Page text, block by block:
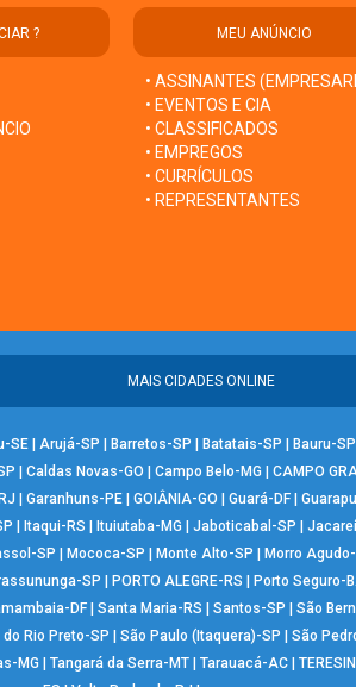
? MEU ANÚNCIO
• ASSINANTES
• EVENTOS E CIA
• CLASSIFICADOS
• EMPREGOS
• CURRÍCULOS
• REPRESENTANTES
MAIS CIDADES ONLINE
SE| Arujá-SP Barretos-SP Batatais-SP Bauru-SP
Caldas Novas-GO Campo Belo-MG CAMPO
Garanhuns-PE GOIÂNIA-GO Guará-DF
Itaqui-RS Ituiutaba-MG Jaboticabal-SP
SP Mococa-SP Monte Alto-SP Morro
SP PORTO ALEGRE-RS Porto Seguro-
DF Santa Maria-RS Santos-SP São
Rio Preto-SP São Paulo (Itaquera)-SP São
MG Tangará da Serra-MT| Tarauacá-AC|